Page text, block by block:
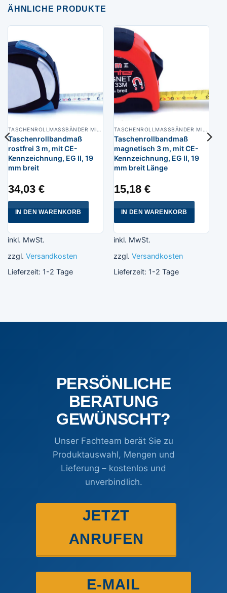
ÄHNLICHE PRODUKTE
Taschenrollbandmaß
rostfrei 3 m, mit CE-
Kennzeichnung, EG II, 19
mm breit
34,03 €
IN DEN WARENKORB
inkl. MwSt.
zzgl. Versandkosten
Lieferzeit: 1-2 Tage
Taschenrollbandmaß
magnetisch 3 m, mit CE-
Kennzeichnung, EG II, 19
mm breit Länge
15,18 €
IN DEN WARENKORB
inkl. MwSt.
zzgl. Versandkosten
Lieferzeit: 1-2 Tage
PERSÖNLICHE
BERATUNG
GEWÜNSCHT?
Unser Fachteam berät Sie zu
Produktauswahl, Mengen und
Lieferung – kostenlos und
unverbindlich.
JETZT
ANRUFEN
E-MAIL